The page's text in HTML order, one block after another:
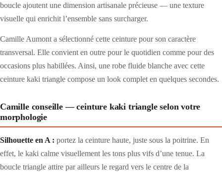
boucle ajoutent une dimension artisanale précieuse — une texture
visuelle qui enrichit l’ensemble sans surcharger.
Camille Aumont a sélectionné cette ceinture pour son caractère
transversal. Elle convient en outre pour le quotidien comme pour des
occasions plus habillées. Ainsi, une robe fluide blanche avec cette
ceinture kaki triangle compose un look complet en quelques secondes.
Camille conseille — ceinture kaki triangle selon votre
morphologie
Silhouette en A : portez la ceinture haute, juste sous la poitrine. En
effet, le kaki calme visuellement les tons plus vifs d’une tenue. La
boucle triangle attire par ailleurs le regard vers le centre de la